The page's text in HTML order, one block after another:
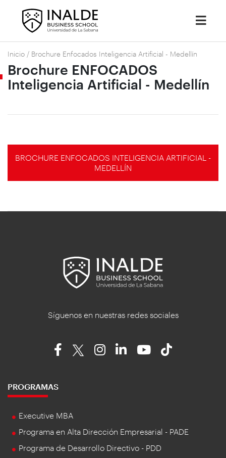
Inicio / Brochure Enfocados Inteligencia Artificial - Medellín
Brochure ENFOCADOS
Inteligencia Artificial - Medellín
BROCHURE ENFOCADOS INTELIGENCIA ARTIFICIAL -
MEDELLÍN
Síguenos en nuestras redes sociales
PROGRAMAS
Executive MBA
Programa en Alta Dirección Empresarial - PADE
Programa de Desarrollo Directivo - PDD